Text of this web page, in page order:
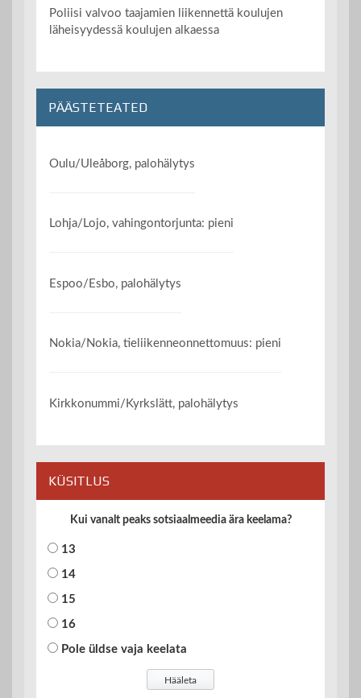
Poliisi valvoo taajamien liikennettä koulujen
läheisyydessä koulujen alkaessa
PÄÄSTETEATED
Oulu/Uleåborg, palohälytys
Lohja/Lojo, vahingontorjunta: pieni
Espoo/Esbo, palohälytys
Nokia/Nokia, tieliikenneonnettomuus: pieni
Kirkkonummi/Kyrkslätt, palohälytys
KÜSITLUS
Kui vanalt peaks sotsiaalmeedia ära keelama?
13
14
15
16
Pole üldse vaja keelata